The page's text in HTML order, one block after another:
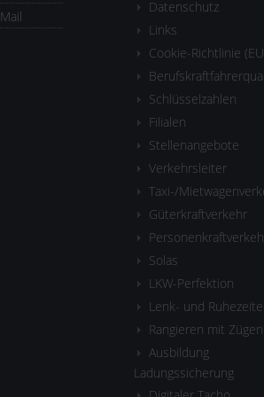
Mail
Datenschutz
Links
Cookie-Richtlinie
Schlüsselzahlen
Filialen
Stellenangebote
Verkehrsleiter
Taxi-/
Güterkraftverkehr
Solas
LKW-Perfektion
Lenk- und
Rangieren mit Zügen
Ausbildung
Ladungssicherung